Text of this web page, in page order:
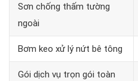
Sơn chống thấm tường
ngoài
Bơm keo xử lý nứt bê tông
Gói dịch vụ trọn gói toàn